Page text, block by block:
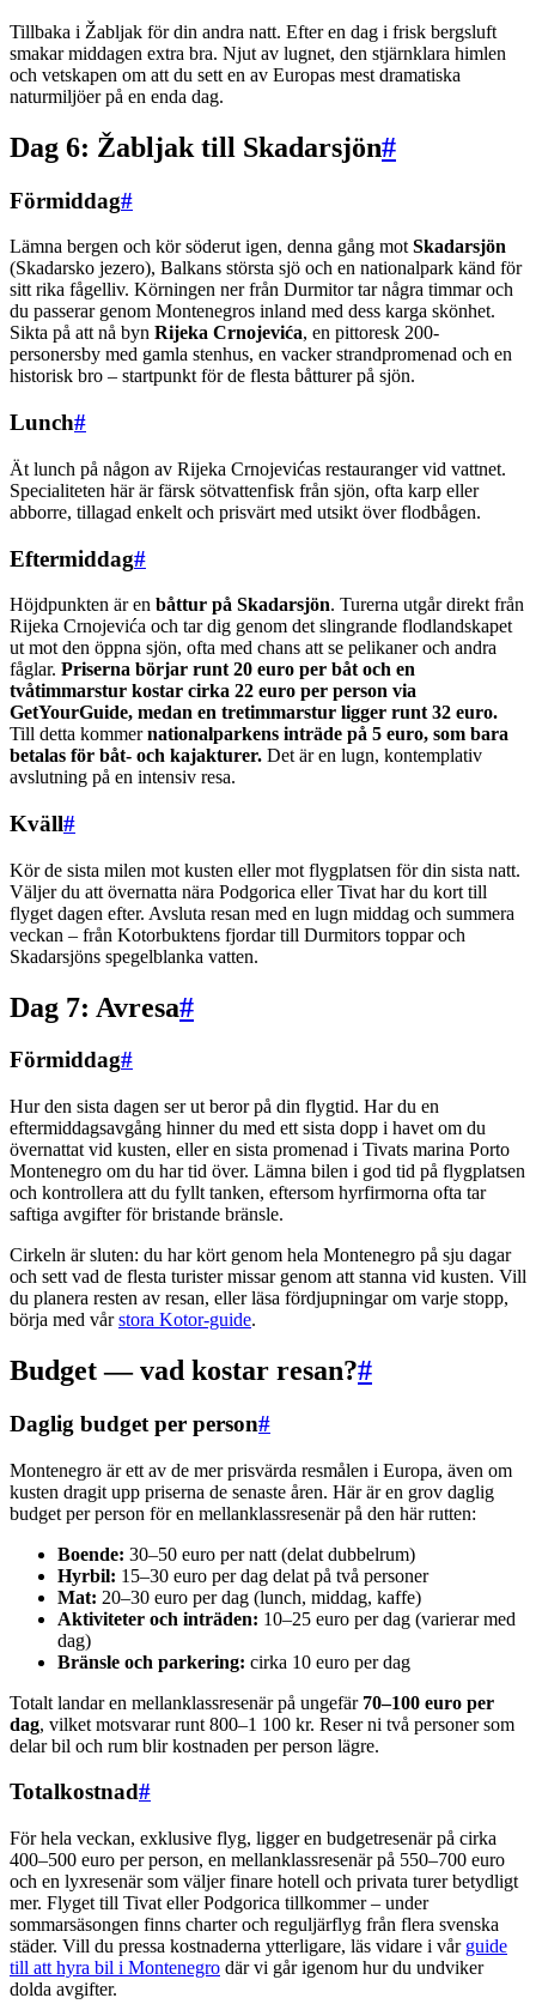
Tillbaka i Žabljak för din andra natt. Efter en dag i frisk bergsluft
smakar middagen extra bra. Njut av lugnet, den stjärnklara himlen
och vetskapen om att du sett en av Europas mest dramatiska
naturmiljöer på en enda dag.
Dag 6: Žabljak till Skadarsjön#
Förmiddag#
Lämna bergen och kör söderut igen, denna gång mot Skadarsjön
(Skadarsko jezero), Balkans största sjö och en nationalpark känd för
sitt rika fågelliv. Körningen ner från Durmitor tar några timmar och
du passerar genom Montenegros inland med dess karga skönhet.
Sikta på att nå byn Rijeka Crnojevića, en pittoresk 200-
personersby med gamla stenhus, en vacker strandpromenad och en
historisk bro – startpunkt för de flesta båtturer på sjön.
Lunch#
Ät lunch på någon av Rijeka Crnojevićas restauranger vid vattnet.
Specialiteten här är färsk sötvattenfisk från sjön, ofta karp eller
abborre, tillagad enkelt och prisvärt med utsikt över flodbågen.
Eftermiddag#
Höjdpunkten är en båttur på Skadarsjön. Turerna utgår direkt från
Rijeka Crnojevića och tar dig genom det slingrande flodlandskapet
ut mot den öppna sjön, ofta med chans att se pelikaner och andra
fåglar. Priserna börjar runt 20 euro per båt och en
tvåtimmarstur kostar cirka 22 euro per person via
GetYourGuide, medan en tretimmarstur ligger runt 32 euro.
Till detta kommernationalparkens inträde på 5 euro, som bara
betalas för båt- och kajakturer. Det är en lugn, kontemplativ
avslutning på en intensiv resa.
Kväll#
Kör de sista milen mot kusten eller mot flygplatsen för din sista natt.
Väljer du att övernatta nära Podgorica eller Tivat har du kort till
flyget dagen efter. Avsluta resan med en lugn middag och summera
veckan – från Kotorbuktens fjordar till Durmitors toppar och
Skadarsjöns spegelblanka vatten.
Dag 7: Avresa#
Förmiddag#
Hur den sista dagen ser ut beror på din flygtid. Har du en
eftermiddagsavgång hinner du med ett sista dopp i havet om du
övernattat vid kusten, eller en sista promenad i Tivats marina Porto
Montenegro om du har tid över. Lämna bilen i god tid på flygplatsen
och kontrollera att du fyllt tanken, eftersom hyrfirmorna ofta tar
saftiga avgifter för bristande bränsle.
Cirkeln är sluten: du har kört genom hela Montenegro på sju dagar
och sett vad de flesta turister missar genom att stanna vid kusten. Vill
du planera resten av resan, eller läsa fördjupningar om varje stopp,
börja med vårstora Kotor-guide.
Budget — vad kostar resan?#
Daglig budget per person#
Montenegro är ett av de mer prisvärda resmålen i Europa, även om
kusten dragit upp priserna de senaste åren. Här är en grov daglig
budget per person för en mellanklassresenär på den här rutten:
Boende: 30–50 euro per natt (delat dubbelrum)
Hyrbil: 15–30 euro per dag delat på två personer
Mat: 20–30 euro per dag (lunch, middag, kaffe)
Aktiviteter och inträden: 10–25 euro per dag (varierar med
dag)
Bränsle och parkering: cirka 10 euro per dag
Totalt landar en mellanklassresenär på ungefär 70–100 euro per
dag, vilket motsvarar runt 800–1 100 kr. Reser ni två personer som
delar bil och rum blir kostnaden per person lägre.
Totalkostnad#
För hela veckan, exklusive flyg, ligger en budgetresenär på cirka
400–500 euro per person, en mellanklassresenär på 550–700 euro
och en lyxresenär som väljer finare hotell och privata turer betydligt
mer. Flyget till Tivat eller Podgorica tillkommer – under
sommarsäsongen finns charter och reguljärflyg från flera svenska
städer. Vill du pressa kostnaderna ytterligare, läs vidare i vår guide
till att hyra bil i Montenegro där vi går igenom hur du undviker
dolda avgifter.